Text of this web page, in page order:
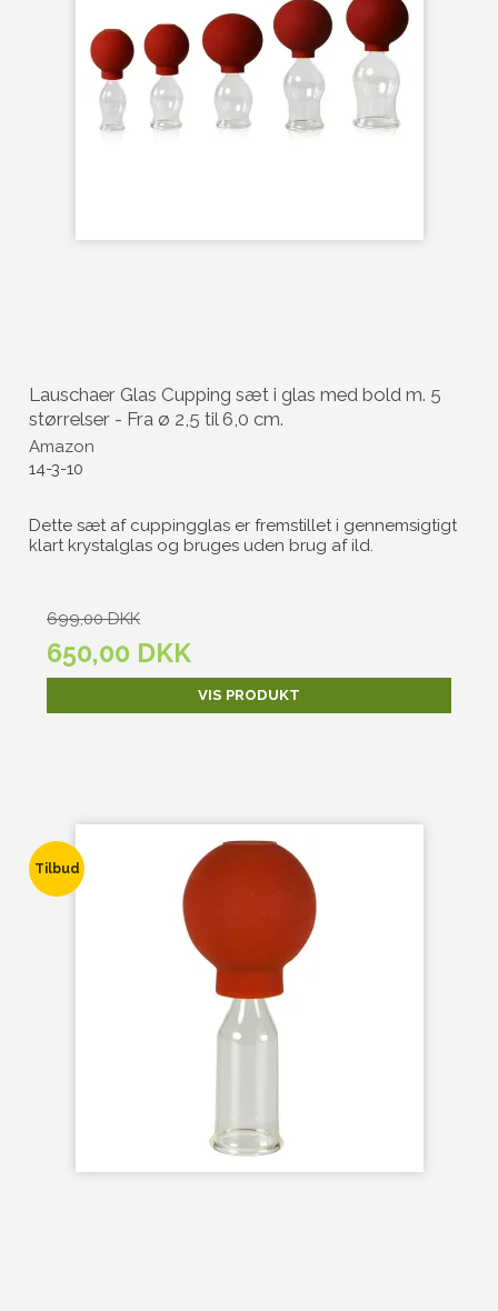
Lauschaer Glas Cupping sæt i glas med bold m. 5
størrelser - Fra ø 2,5 til 6,0 cm.
Amazon
14-3-10
Dette sæt af cuppingglas er fremstillet i gennemsigtigt
klart krystalglas og bruges uden brug af ild.
699,00 DKK
650,00 DKK
VIS PRODUKT
Tilbud